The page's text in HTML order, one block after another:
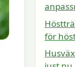
för